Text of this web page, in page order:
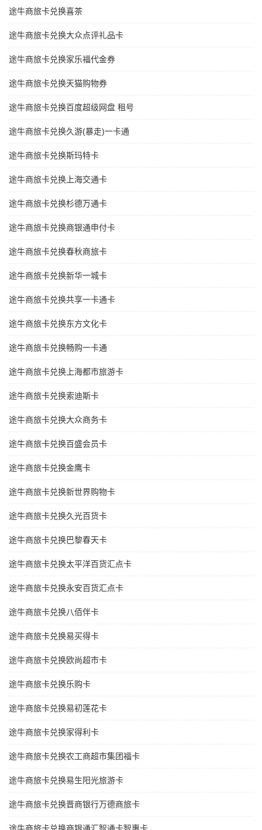
途牛商旅卡兑换喜茶
途牛商旅卡兑换大众点评礼品卡
途牛商旅卡兑换家乐福代金券
途牛商旅卡兑换天猫购物券
途牛商旅卡兑换百度超级网盘 租号
途牛商旅卡兑换久游(暴走)一卡通
途牛商旅卡兑换斯玛特卡
途牛商旅卡兑换上海交通卡
途牛商旅卡兑换杉德万通卡
途牛商旅卡兑换商银通申付卡
途牛商旅卡兑换春秋商旅卡
途牛商旅卡兑换新华一城卡
途牛商旅卡兑换共享一卡通卡
途牛商旅卡兑换东方文化卡
途牛商旅卡兑换畅购一卡通
途牛商旅卡兑换上海都市旅游卡
途牛商旅卡兑换索迪斯卡
途牛商旅卡兑换大众商务卡
途牛商旅卡兑换百盛会员卡
途牛商旅卡兑换金鹰卡
途牛商旅卡兑换新世界购物卡
途牛商旅卡兑换久光百货卡
途牛商旅卡兑换巴黎春天卡
途牛商旅卡兑换太平洋百货汇点卡
途牛商旅卡兑换永安百货汇点卡
途牛商旅卡兑换八佰伴卡
途牛商旅卡兑换易买得卡
途牛商旅卡兑换欧尚超市卡
途牛商旅卡兑换乐购卡
途牛商旅卡兑换易初莲花卡
途牛商旅卡兑换家得利卡
途牛商旅卡兑换农工商超市集团福卡
途牛商旅卡兑换易生阳光旅游卡
途牛商旅卡兑换晋商银行万德商旅卡